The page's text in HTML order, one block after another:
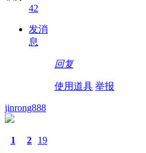
42
发消
息
回复
使用道具 举报
jinrong888
1 2 19